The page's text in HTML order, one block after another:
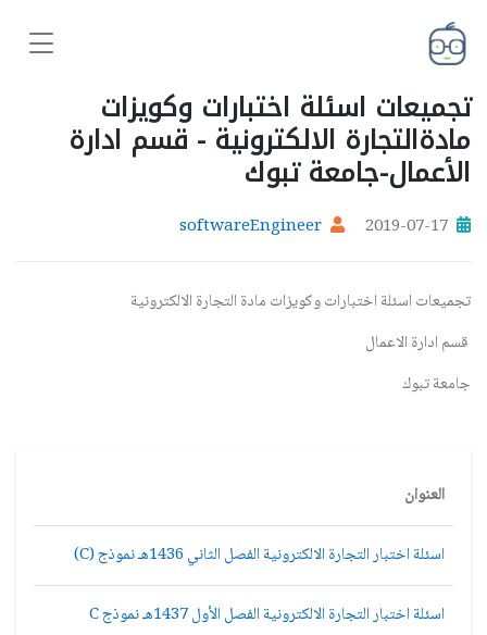
تجميعات اسئلة اختبارات وكويزات
مادةالتجارة الالكترونية - قسم ادارة
الأعمال-جامعة تبوك
2019-07-17
softwareEngineer
تجميعات اسئلة اختبارات وكويزات مادة التجارة الالكترونية
قسم ادارة الاعمال
جامعة تبوك
العنوان
اسئلة اختبار التجارة الالكترونية الفصل الثاني 1436هـ نموذج (C)
اسئلة اختبار التجارة الالكترونية الفصل الأول 1437هـ نموذج C